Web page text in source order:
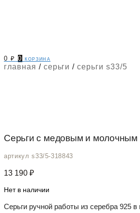
0₽ 0 корзина
главная / серьги /серьги s33/5
Серьги с медовым и молочным
артикул s33/5-318843
13 190 ₽
Нет в наличии
Серьги ручной работы из серебра 925